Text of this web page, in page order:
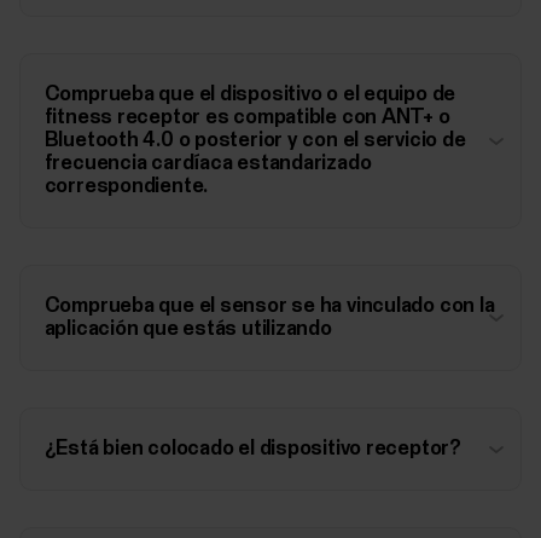
Comprueba que el dispositivo o el equipo de
fitness receptor es compatible con ANT+ o
Bluetooth 4.0 o posterior y con el servicio de
frecuencia cardíaca estandarizado
correspondiente.
Comprueba que el sensor se ha vinculado con la
aplicación que estás utilizando
¿Está bien colocado el dispositivo receptor?